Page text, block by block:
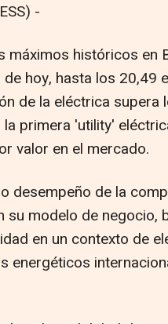
-
máximos históricos en
hoy, hasta los 20,49
de la eléctrica supera
primera 'utility'
valor en el mercado.
desempeño de la
modelo de negocio,
en un contexto de
energéticos